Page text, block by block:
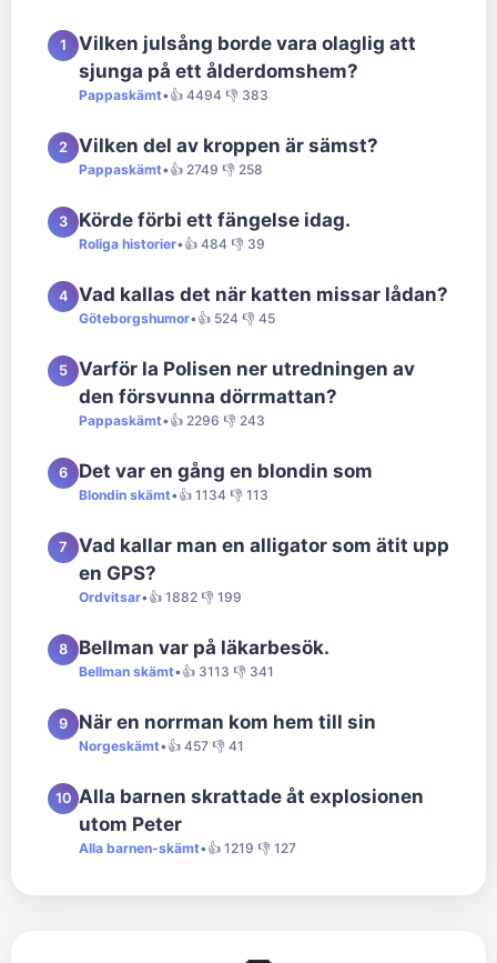
1
Vilken julsång borde vara olaglig att
sjunga på ett ålderdomshem?
Pappaskämt•👍 4494 👎 383
2 Vilken del av kroppen är sämst?
Pappaskämt•👍 2749 👎 258
3 Körde förbi ett fängelse idag.
Roliga historier•👍 484 👎 39
4 Vad kallas det när katten missar lådan?
Göteborgshumor•👍 524 👎 45
5
Varför la Polisen ner utredningen av
den försvunna dörrmattan?
Pappaskämt•👍 2296 👎 243
6 Det var en gång en blondin som
Blondin skämt•👍 1134 👎 113
7
Vad kallar man en alligator som ätit upp
en GPS?
Ordvitsar•👍 1882 👎 199
8 Bellman var på läkarbesök.
Bellman skämt•👍 3113 👎 341
9 När en norrman kom hem till sin
Norgeskämt•👍 457 👎 41
10 Alla barnen skrattade åt explosionen
utom Peter
Alla barnen-skämt•👍 1219 👎 127